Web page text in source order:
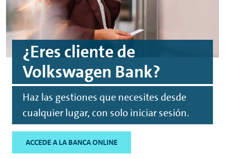
¿Eres cliente de
Volkswagen Bank?
Haz las gestiones que necesites desde
cualquier lugar, con solo iniciar sesión.
ACCEDE A LA BANCA ONLINE